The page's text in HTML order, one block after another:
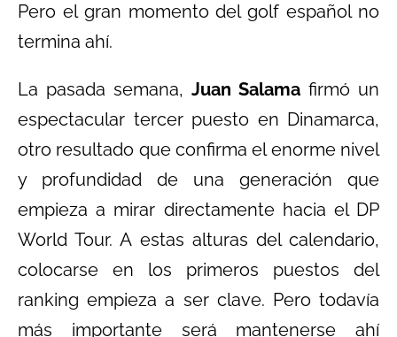
Pero el gran momento del golf español no
termina ahí.
La pasada semana, Juan Salama firmó un
espectacular tercer puesto en Dinamarca,
otro resultado que confirma el enorme nivel
y profundidad de una generación que
empieza a mirar directamente hacia el DP
World Tour. A estas alturas del calendario,
colocarse en los primeros puestos del
ranking empieza a ser clave. Pero todavía
más importante será mantenerse ahí